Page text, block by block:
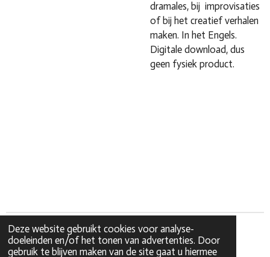
Deze website gebruikt cookies voor analyse-
doeleinden en/of het tonen van advertenties. Door
gebruik te blijven maken van de site gaat u hiermee
dramales, bij improvisaties
of bij het creatief verhalen
maken. In het Engels.
Digitale download, dus
geen fysiek product.